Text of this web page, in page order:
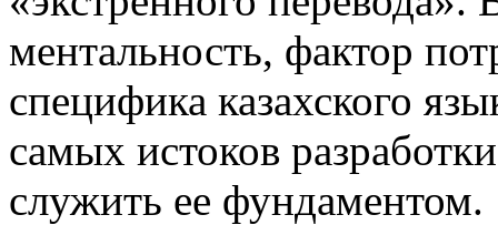
ментальность, фактор
специфика казахского
самых истоков
служить ее фундаментом.